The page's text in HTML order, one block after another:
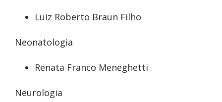
Luiz Roberto Braun Filho
Neonatologia
Renata Franco Meneghetti
Neurologia